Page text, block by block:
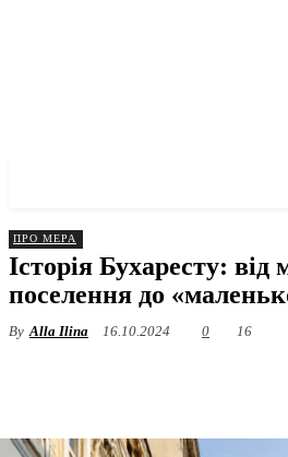
ПРО МЕРА
Історія Бухаресту: від
поселення до
By Alla Ilina 16.10.2024 0 16